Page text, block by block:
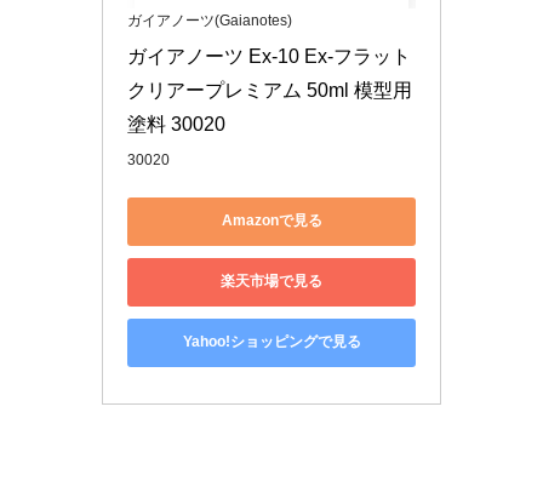
ガイアノーツ(Gaianotes)
ガイアノーツ Ex-10 Ex-フラット
クリアープレミアム 50ml 模型用
塗料 30020
30020
Amazonで見る
楽天市場で見る
Yahoo!ショッピングで見る